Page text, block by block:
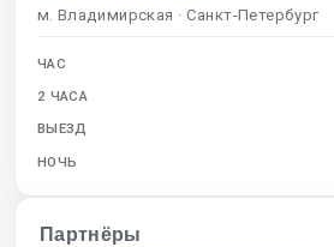
м. Владимирская · Санкт-Петербург
ЧАС
2 ЧАСА
ВЫЕЗД
НОЧЬ
Партнёры